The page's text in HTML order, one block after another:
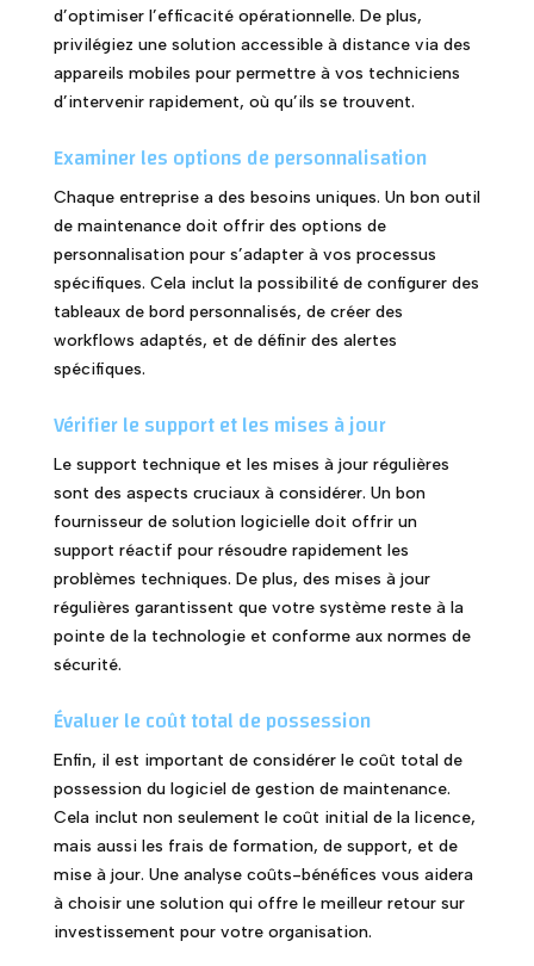
d’optimiser l’efficacité opérationnelle. De plus,
privilégiez une solution accessible à distance via des
appareils mobiles pour permettre à vos techniciens
d’intervenir rapidement, où qu’ils se trouvent.
Examiner les options de personnalisation
Chaque entreprise a des besoins uniques. Un bon outil
de maintenance doit offrir des options de
personnalisation pour s’adapter à vos processus
spécifiques. Cela inclut la possibilité de configurer des
tableaux de bord personnalisés, de créer des
workflows adaptés, et de définir des alertes
spécifiques.
Vérifier le support et les mises à jour
Le support technique et les mises à jour régulières
sont des aspects cruciaux à considérer. Un bon
fournisseur de solution logicielle doit offrir un
support réactif pour résoudre rapidement les
problèmes techniques. De plus, des mises à jour
régulières garantissent que votre système reste à la
pointe de la technologie et conforme aux normes de
sécurité.
Évaluer le coût total de possession
Enfin, il est important de considérer le coût total de
possession du logiciel de gestion de maintenance.
Cela inclut non seulement le coût initial de la licence,
mais aussi les frais de formation, de support, et de
mise à jour. Une analyse coûts-bénéfices vous aidera
à choisir une solution qui offre le meilleur retour sur
investissement pour votre organisation.